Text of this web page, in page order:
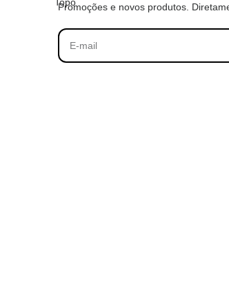
Topo
Promoções e novos produtos.